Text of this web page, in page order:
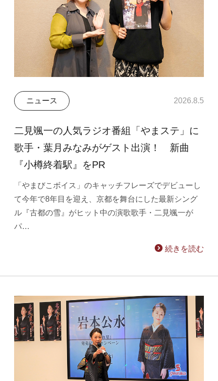
ニュース 2026.8.5
二見颯一の人気ラジオ番組「やまステ」に
歌手・葉月みなみがゲスト出演！ 新曲
『小樽終着駅』をPR
「やまびこボイス」のキャッチフレーズでデビューし
て今年で8年目を迎え、京都を舞台にした最新シング
ル『古都の雪』がヒット中の演歌歌手・二見颯一が
パ…
続きを読む